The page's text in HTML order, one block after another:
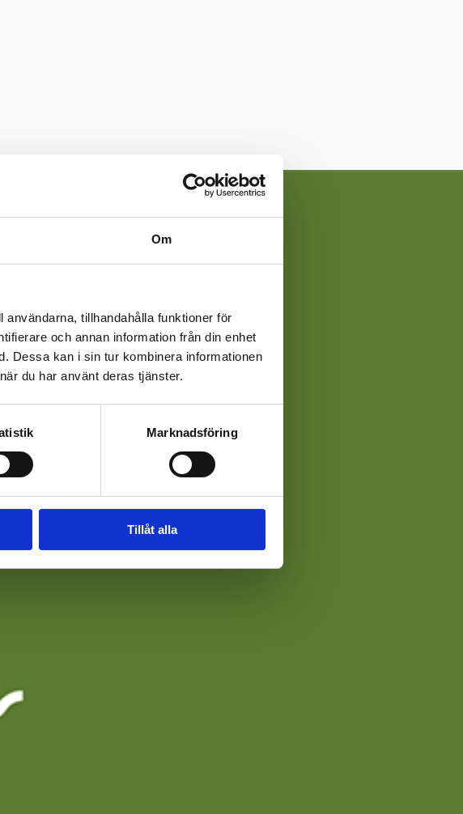
Om
tillhandahålla funktioner för
och annan information från din enhet
Dessa kan i sin tur kombinera informationen
du har använt deras tjänster.
Marknadsföring
Tillåt alla